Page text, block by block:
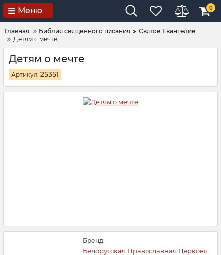
Меню 0
Главная Библия священного писания
Святое Евангелие
Детям о мечте
Детям о мечте
Артикул: 25351
Бренд:
Белорусская Православная Церковь